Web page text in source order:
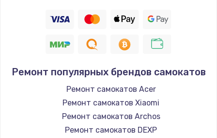
Ремонт популярных брендов самокатов
Ремонт самокатов Acer
Ремонт самокатов Xiaomi
Ремонт самокатов Archos
Ремонт самокатов DEXP